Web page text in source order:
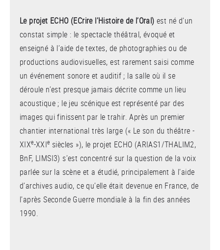
Le projet ECHO (ECrire l’Histoire de l’Oral) est né d’un
constat simple : le spectacle théâtral, évoqué et
enseigné à l’aide de textes, de photographies ou de
productions audiovisuelles, est rarement saisi comme
un événement sonore et auditif ; la salle où il se
déroule n’est presque jamais décrite comme un lieu
acoustique ; le jeu scénique est représenté par des
images qui finissent par le trahir. Après un premier
chantier international très large (« Le son du théâtre -
XIXe-XXIe siècles »), le projet ECHO (ARIAS1/THALIM2,
BnF, LIMSI3) s’est concentré sur la question de la voix
parlée sur la scène et a étudié, principalement à l’aide
d’archives audio, ce qu’elle était devenue en France, de
l’après Seconde Guerre mondiale à la fin des années
1990.